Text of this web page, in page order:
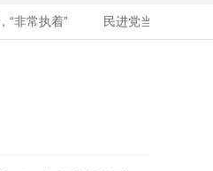
常执着” 民进党当局挥霍重金为